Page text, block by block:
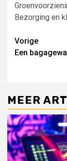
Bezorging en
Lees
verder
Vorige
Een
MEER